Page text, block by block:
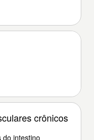
crônicos
do intestino